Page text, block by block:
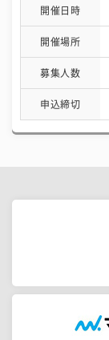
開催日時
開催場所
募集人数
申込締切